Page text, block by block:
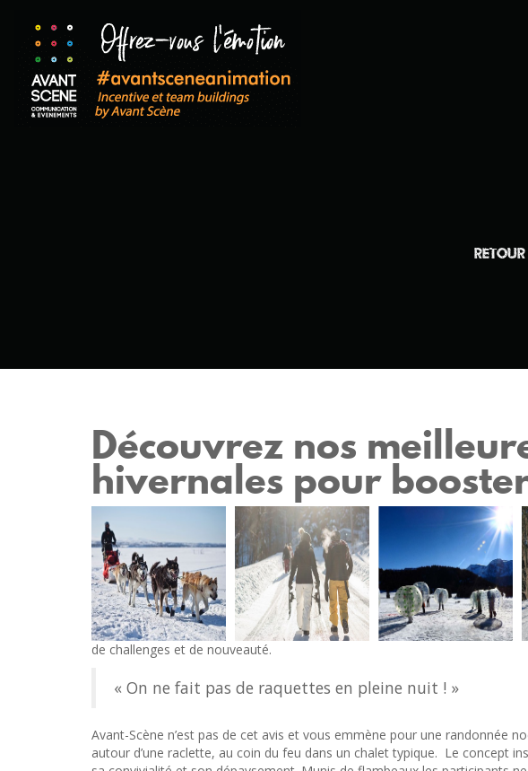
Découvrez nos
hivernales pour
de challenges et de nouveauté.
« On ne fait pas de raquettes en pleine nuit ! »
Avant-Scène n’est pas de cet avis et vous emmène pour une randonnée
autour d’une raclette, au coin du feu dans un chalet typique. Le concept